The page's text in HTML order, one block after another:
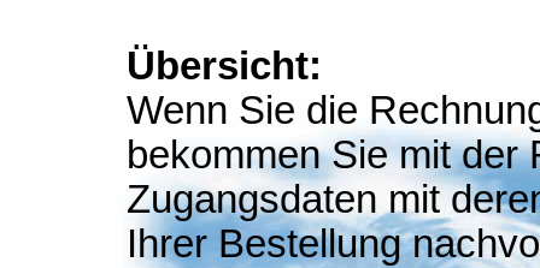
Übersicht:
Wenn Sie die
bekommen Sie mit der
Zugangsdaten mit
Ihrer Bestellung